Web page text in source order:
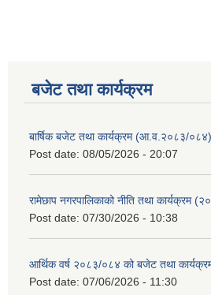
बजेट तथा कार्यक्रम
बार्षिक बजेट तथा कार्यक्रम (आ.व.२०८३/०८४)
Post date: 08/05/2026 - 20:07
रामेछाप नगरपालिकाको नीति तथा कार्यक्रम
Post date: 07/30/2026 - 10:38
आर्थिक वर्ष २०८३/०८४ को बजेट तथा
Post date: 07/06/2026 - 11:30